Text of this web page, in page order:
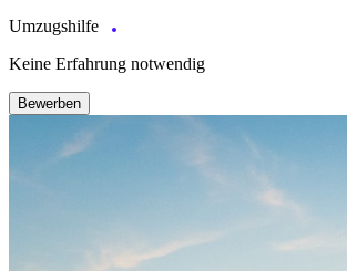
Umzugshilfe
Keine Erfahrung notwendig
Bewerben